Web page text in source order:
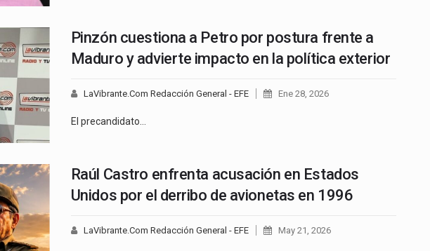
Pinzón cuestiona a Petro por postura frente a
Maduro y advierte impacto en la política exterior
LaVibrante.Com Redacción General - EFE Ene 28, 2026
El precandidato…
Raúl Castro enfrenta acusación en Estados
Unidos por el derribo de avionetas en 1996
LaVibrante.Com Redacción General - EFE May 21, 2026